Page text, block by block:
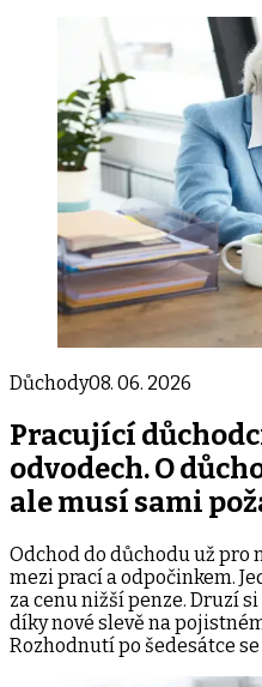
Důchody08. 06. 2026
Pracující
odvodech. O
ale musí sami
Odchod do důchodu už pro
mezi prací a odpočinkem.
za cenu nižší penze. Druzí
díky nové slevě na
Rozhodnutí po šedesátce